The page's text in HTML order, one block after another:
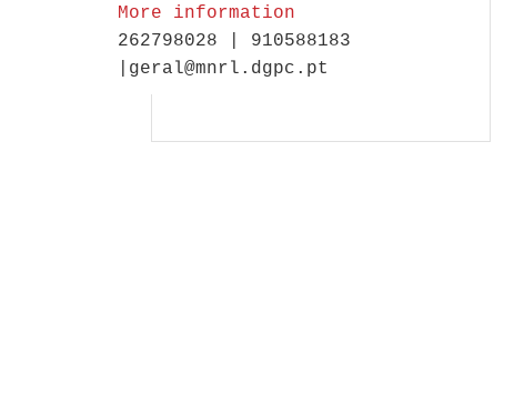
More information
262798028 | 910588183
|geral@mnrl.dgpc.pt